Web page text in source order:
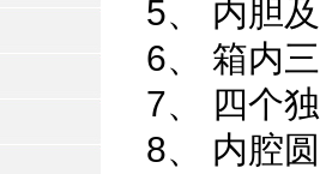
5、 内胆
6、 箱内
7、 四个
8、 内腔